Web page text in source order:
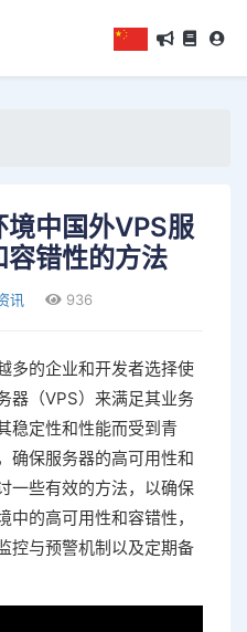
中国外VPS服
容错性的方法
讯 936
多的企业和开发者选择使
器（VPS）来满足其业务
稳定性和性能而受到青
确保服务器的高可用性和
一些有效的方法，以确保
的高可用性和容错性，
控与预警机制以及定期备